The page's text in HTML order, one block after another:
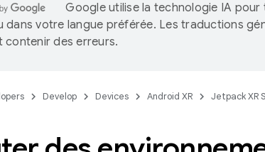
Google utilise la technologie IA pour
dans votre langue préférée. Les traductions
contenir des erreurs.
Develop Devices Android XR Jetpack XR